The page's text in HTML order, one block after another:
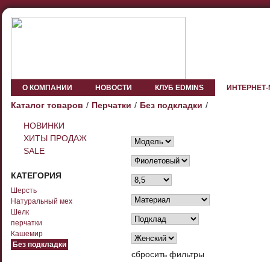
О КОМПАНИИ НОВОСТИ КЛУБ EDMINS
Каталог товаров Перчатки Без подкладки
НОВИНКИ
ХИТЫ ПРОДАЖ
SALE
КАТЕГОРИЯ
Шерсть
Натуральный мех
Шелк
перчатки
Кашемир
Без подкладки
сбросить фильтры